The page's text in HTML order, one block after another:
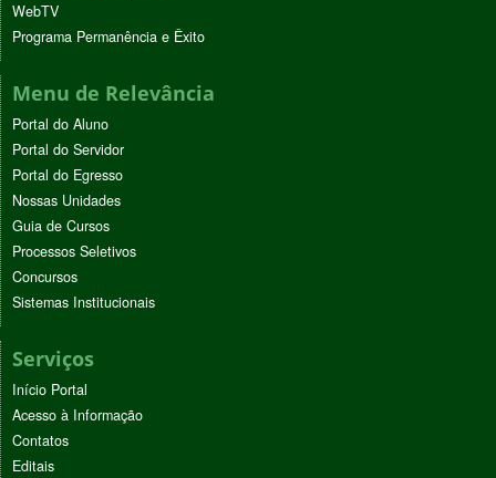
WebTV
Programa Permanência e Êxito
Menu de Relevância
Portal do Aluno
Portal do Servidor
Portal do Egresso
Nossas Unidades
Guia de Cursos
Processos Seletivos
Concursos
Sistemas Institucionais
Serviços
Início Portal
Acesso à Informação
Contatos
Editais